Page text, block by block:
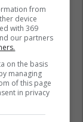
from
device
with 369
our partners
on the basis
managing
of this page
in privacy